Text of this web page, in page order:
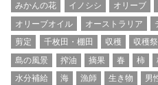
みかんの花
イノシシ オリーブ
オリーブオイル
オーストラリア
剪定
千枚田・棚田 収穫 収穫祭
島の風景
搾油 摘果 春 柿
水分補給
海 漁師 生き物 男